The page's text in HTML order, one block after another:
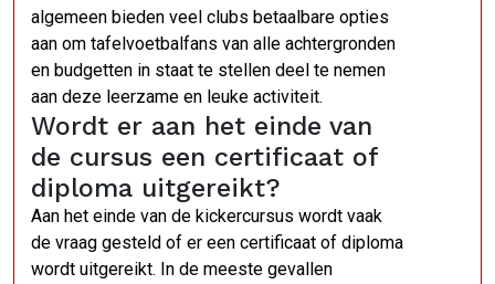
algemeen bieden veel clubs betaalbare opties
aan om tafelvoetbalfans van alle achtergronden
en budgetten in staat te stellen deel te nemen
aan deze leerzame en leuke activiteit.
Wordt er aan het einde van
de cursus een certificaat of
diploma uitgereikt?
Aan het einde van de kickercursus wordt vaak
de vraag gesteld of er een certificaat of diploma
wordt uitgereikt. In de meeste gevallen